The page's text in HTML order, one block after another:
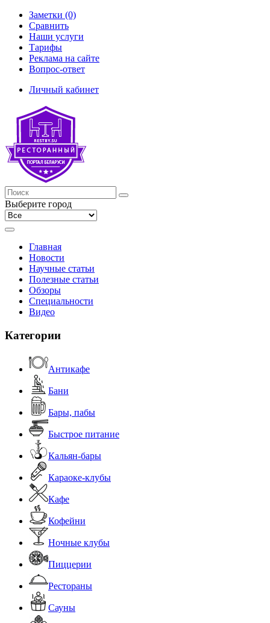
Заметки (0)
Сравнить
Наши услуги
Тарифы
Реклама на сайте
Вопрос-ответ
Личный кабинет
Выберите город
Главная
Новости
Научные статьи
Полезные статьи
Обзоры
Специальности
Видео
Категории
Антикафе
Бани
Бары, пабы
Быстрое питание
Кальян-бары
Караоке-клубы
Кафе
Кофейни
Ночные клубы
Пиццерии
Рестораны
Сауны